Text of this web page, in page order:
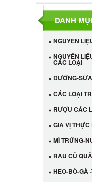
DANH
NGUYÊN
NGUYÊN
CÁC LOẠI
ĐƯỜNG-
CÁC LOẠI
RƯỢU CÁC
GIA VỊ THỰC
MÌ TRỨNG-
RAU CỦ
HEO-BÒ-GÀ